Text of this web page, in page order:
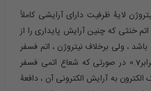
لایۀ ظرفیت دارای آرایشی کاملاً
خنثی که چنین آرایش پایداری را از
، ولی برخلاف نیتروژن ، اتم فسفر
نسبتاًحجیم است ( شعاع اتمی نیتروژن برابر0.7 در صورتی که شعاع اتمی فسفر
الکترون به آرایش الکترونی آن ، دافعۀ